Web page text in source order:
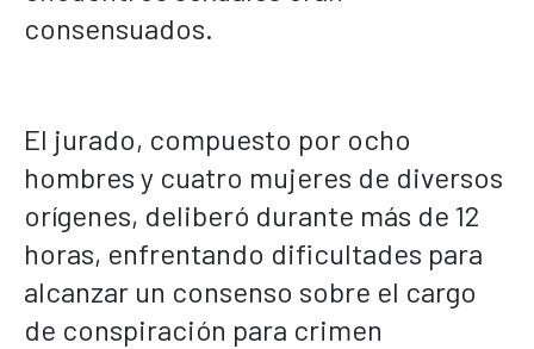
consensuados.
El jurado, compuesto por ocho
hombres y cuatro mujeres de diversos
orígenes, deliberó durante más de 12
horas, enfrentando dificultades para
alcanzar un consenso sobre el cargo
de conspiración para crimen